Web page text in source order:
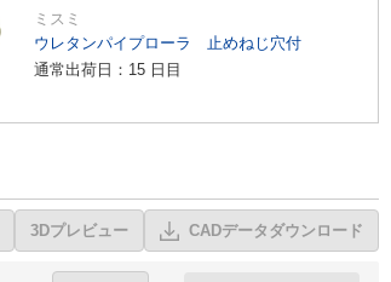
ミスミ
ウレタンパイプローラ 止めねじ穴付
通常出荷日：15 日目
3Dプレビュー CADデータダウンロード